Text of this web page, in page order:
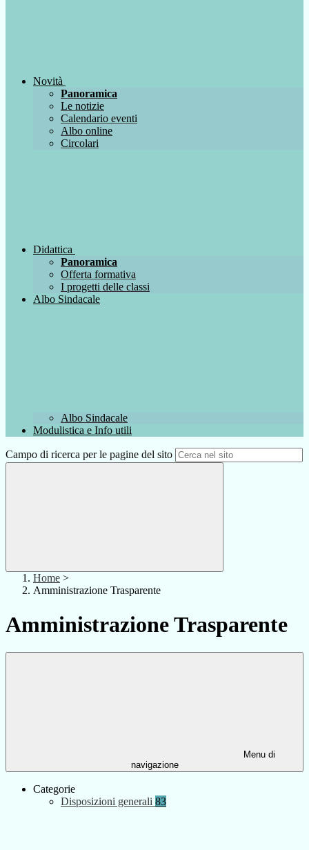
Novità
Panoramica
Le notizie
Calendario eventi
Albo online
Circolari
Didattica
Panoramica
Offerta formativa
I progetti delle classi
Albo Sindacale
Albo Sindacale
Modulistica e Info utili
Campo di ricerca per le pagine del sito
Home >
Amministrazione Trasparente
Amministrazione Trasparente
Menu di
navigazione
Categorie
Disposizioni generali 83